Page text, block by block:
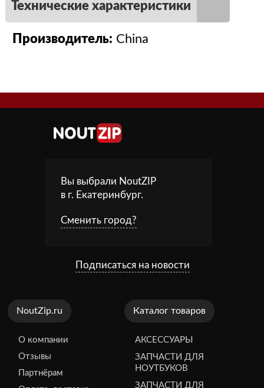
Технические характеристики
Производитель: China
Вы выбрали NoutZIP
в г. Екатеринбург.
Сменить город?
Подписаться на новости
NoutZip.ru
О компании
Отзывы
Партнёрам
Каталог товаров
АКСЕССУАРЫ
ЗАПЧАСТИ ДЛЯ
НОУТБУКОВ
ЗАПЧАСТИ ДЛЯ